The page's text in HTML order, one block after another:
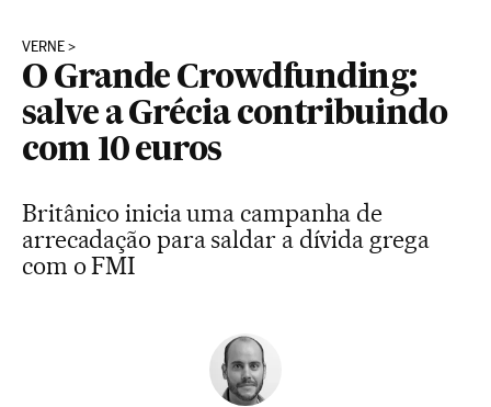
VERNE
O Grande Crowdfunding:
salve a Grécia contribuindo
com 10 euros
Britânico inicia uma campanha de
arrecadação para saldar a dívida grega
com o FMI